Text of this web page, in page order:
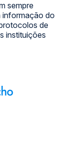
sempre
informação do
de
instituições